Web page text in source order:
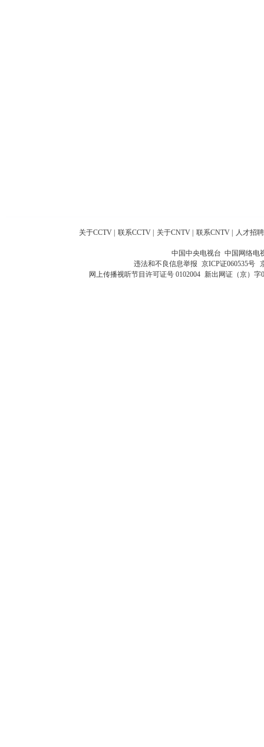
关于CCTV 联系CCTV 关于CNTV 联系CNTV 人才招聘
中国中央电视台 中国网络电
违法和不良信息举报 京ICP证060535号
网上传播视听节目许可证号 0102004 新出网证（京）